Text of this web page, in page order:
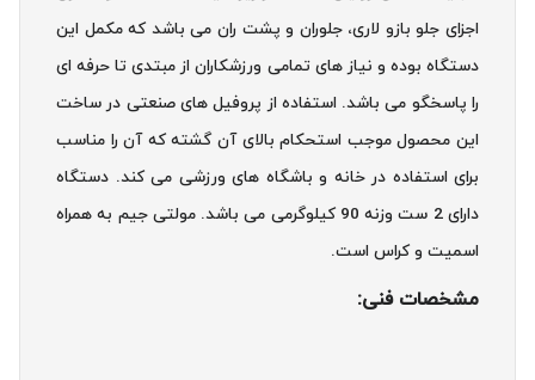
اجزای جلو بازو لاری، جلوران و پشت ران می باشد که مکمل این
دستگاه بوده و نیاز های تمامی ورزشکاران از مبتدی تا حرفه ای
را پاسخگو می باشد. استفاده از پروفیل های صنعتی در ساخت
این محصول موجب استحکام بالای آن گشته که آن را مناسب
برای استفاده در خانه و باشگاه های ورزشی می کند. دستگاه
دارای 2 ست وزنه 90 کیلوگرمی می باشد. مولتی جیم به همراه
اسمیت و کراس است.
مشخصات فنی: